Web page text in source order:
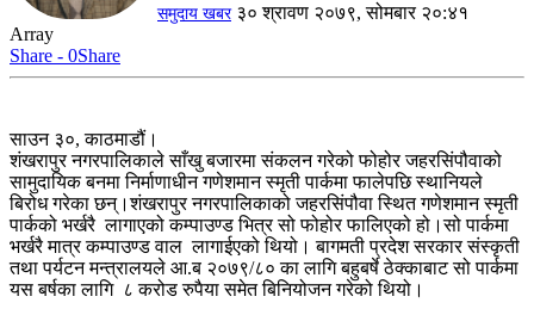
समुदाय खबर ३० श्रावण २०७९, सोमबार २०:४१
Array
Share - 0Share
साउन ३०, काठमाडौं।
शंखरापुर नगरपालिकाले साँखु बजारमा संकलन गरेको फोहोर जहरसिंपौवाको
सामुदायिक बनमा निर्माणाधीन गणेशमान स्मृती पार्कमा फालेपछि स्थानियले
बिरोध गरेका छन्।शंखरापुर नगरपालिकाको जहरसिंपौवा स्थित गणेशमान स्मृती
पार्कको भर्खरै लागाएको कम्पाउण्ड भित्र सो फोहोर फालिएको हो।सो पार्कमा
भर्खरै मात्र कम्पाउण्ड वाल लागाईएको थियो। बागमती प्रदेश सरकार संस्कृती
तथा पर्यटन मन्त्रालयले आ.ब २०७९/८० का लागि बहुबर्षे ठेक्काबाट सो पार्कमा
यस बर्षका लागि ८ करोड रुपैया समेत बिनियोजन गरेको थियो।